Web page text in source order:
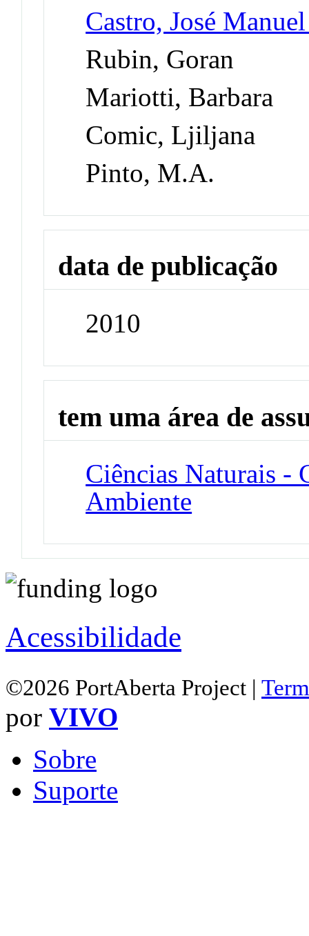
Castro, José
Rubin, Goran
Mariotti, Barbara
Comic, Ljiljana
Pinto, M.A.
data de publicação
2010
tem uma área de
Ciências Naturais -
Ambiente
Acessibilidade
©2026 PortAberta Project |
por VIVO
Sobre
Suporte